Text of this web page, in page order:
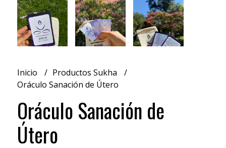
Inicio
Productos Sukha
Oráculo Sanación de Útero
Oráculo Sanación de
Útero